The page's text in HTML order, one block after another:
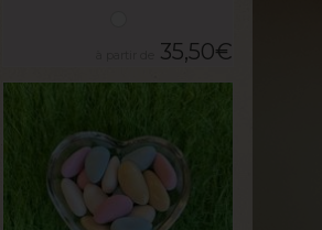
35,50€